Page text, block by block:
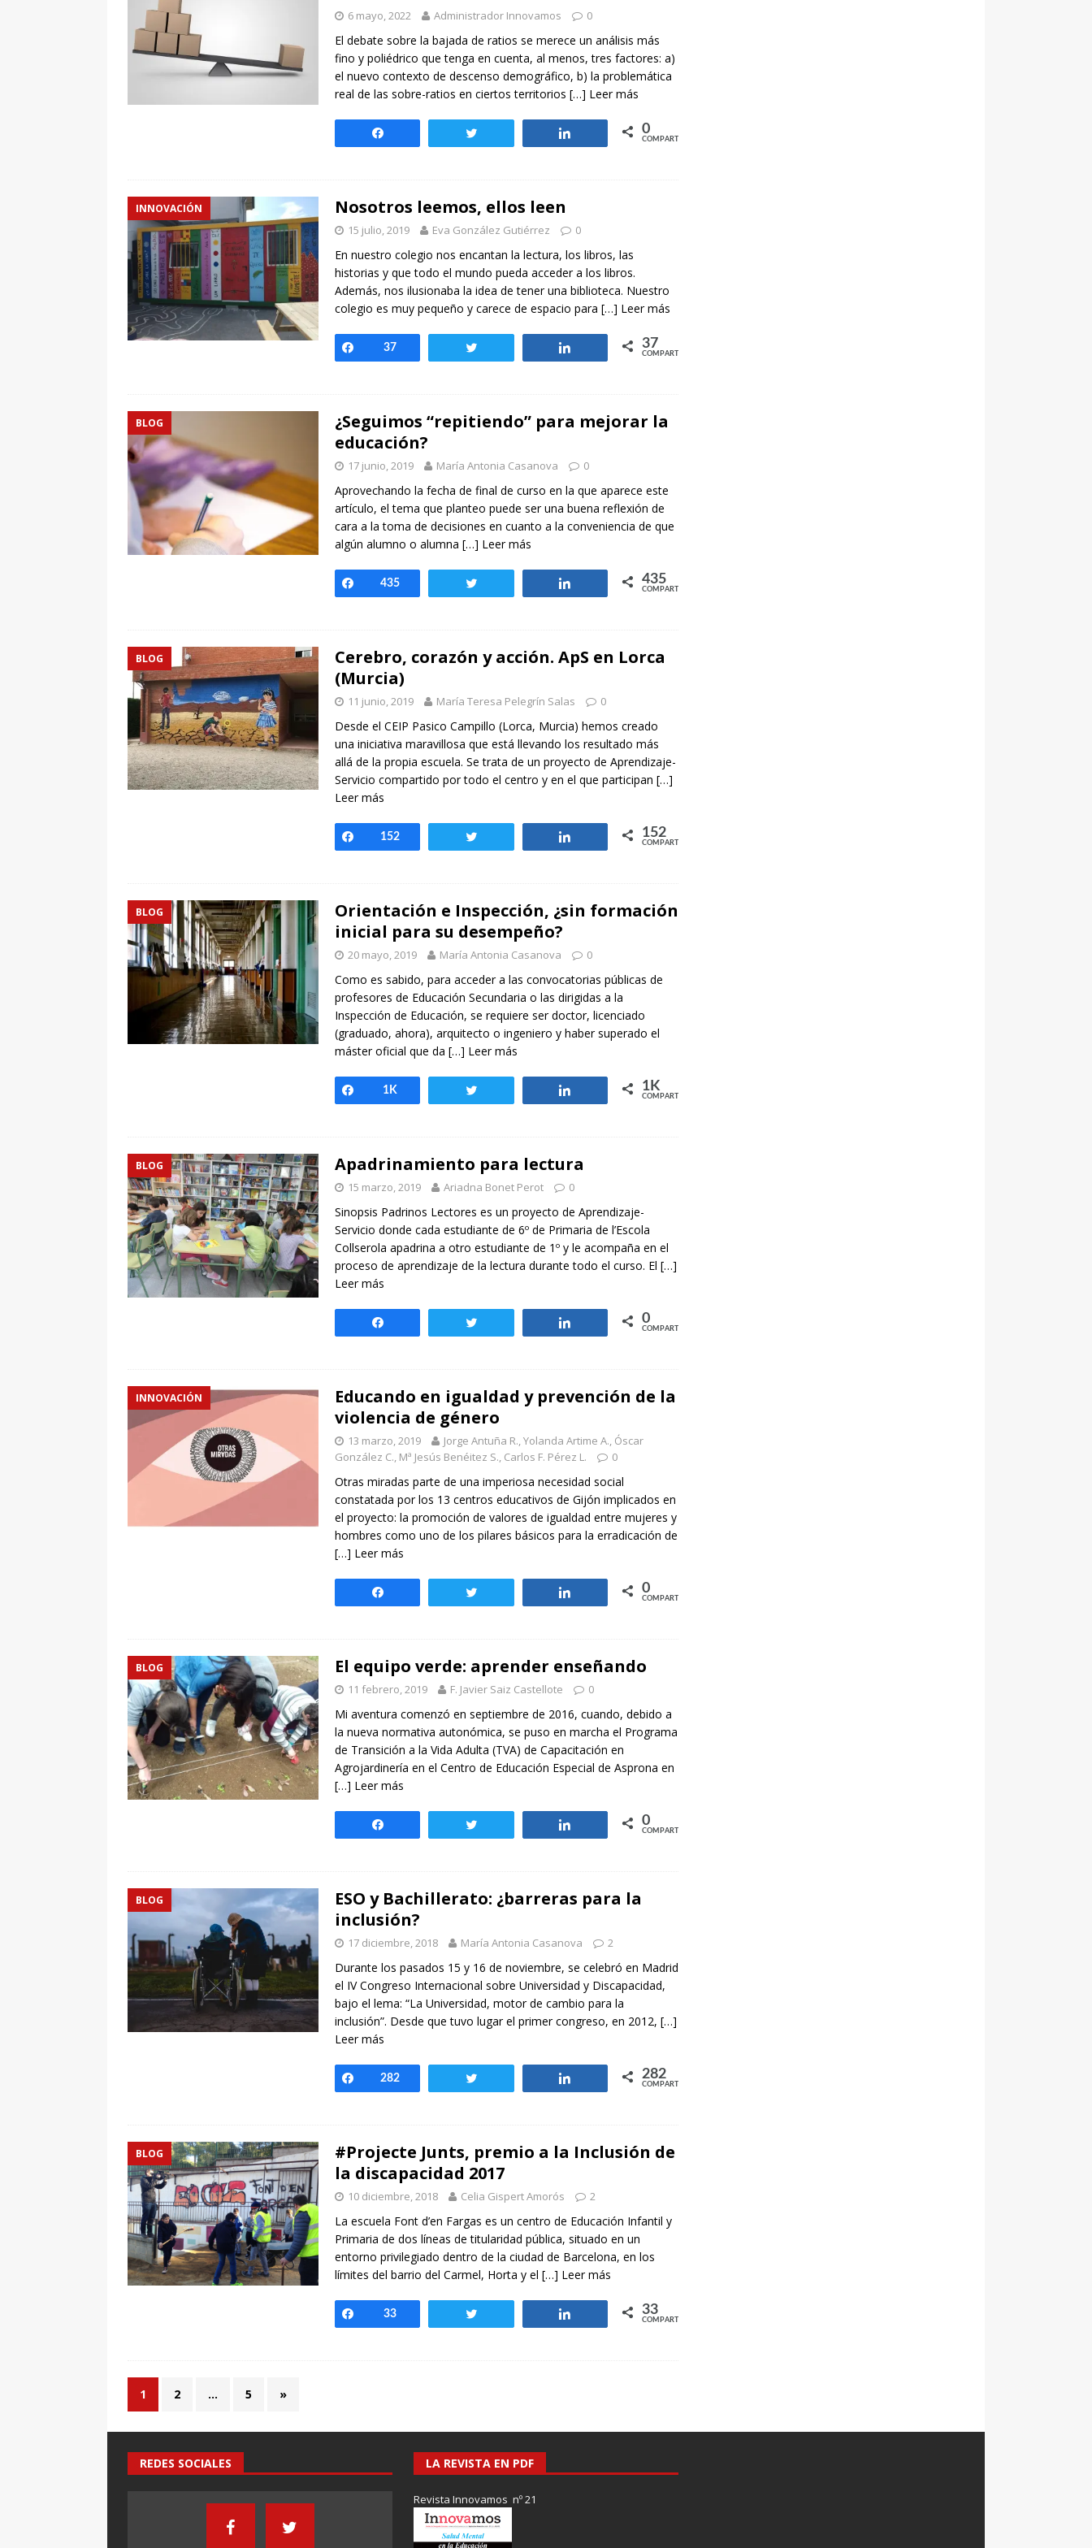
6 mayo, 2022 Administrador Innovamos 0
El debate sobre la bajada de ratios se merece un análisis más
fino y poliédrico que tenga en cuenta, al menos, tres factores: a)
el nuevo contexto de descenso demográfico, b) la problemática
real de las sobre-ratios en ciertos territorios […] Leer más
Compartir 0
COMPARTIR
INNOVACIÓN Nosotros leemos, ellos leen
15 julio, 2019 Eva González Gutiérrez 0
En nuestro colegio nos encantan la lectura, los libros, las
historias y que todo el mundo pueda acceder a los libros.
Además, nos ilusionaba la idea de tener una biblioteca. Nuestro
colegio es muy pequeño y carece de espacio para […] Leer más
Compartir
37 Compartir 37
COMPARTIR
BLOG
¿Seguimos “repitiendo” para mejorar la
educación?
17 junio, 2019 María Antonia Casanova 0
Aprovechando la fecha de final de curso en la que aparece este
artículo, el tema que planteo puede ser una buena reflexión de
cara a la toma de decisiones en cuanto a la conveniencia de que
algún alumno o alumna […] Leer más
Compartir
435 Compartir 435
COMPARTIR
BLOG
Cerebro, corazón y acción. ApS en Lorca
(Murcia)
11 junio, 2019 María Teresa Pelegrín Salas 0
Desde el CEIP Pasico Campillo (Lorca, Murcia) hemos creado
una iniciativa maravillosa que está llevando los resultado más
allá de la propia escuela. Se trata de un proyecto de Aprendizaje-
Servicio compartido por todo el centro y en el que participan […]
Leer más
Compartir
152 Compartir 152
COMPARTIR
BLOG
Orientación e Inspección, ¿sin formación
inicial para su desempeño?
20 mayo, 2019 María Antonia Casanova 0
Como es sabido, para acceder a las convocatorias públicas de
profesores de Educación Secundaria o las dirigidas a la
Inspección de Educación, se requiere ser doctor, licenciado
(graduado, ahora), arquitecto o ingeniero y haber superado el
máster oficial que da […] Leer más
Compartir
1K Compartir 1K
COMPARTIR
BLOG Apadrinamiento para lectura
15 marzo, 2019 Ariadna Bonet Perot 0
Sinopsis Padrinos Lectores es un proyecto de Aprendizaje-
Servicio donde cada estudiante de 6º de Primaria de l’Escola
Collserola apadrina a otro estudiante de 1º y le acompaña en el
proceso de aprendizaje de la lectura durante todo el curso. El […]
Leer más
Compartir 0
COMPARTIR
INNOVACIÓN
Educando en igualdad y prevención de la
violencia de género
13 marzo, 2019
Jorge Antuña R., Yolanda Artime A., Óscar
González C., Mª Jesús Benéitez S., Carlos F. Pérez L.
0
Otras miradas parte de una imperiosa necesidad social
constatada por los 13 centros educativos de Gijón implicados en
el proyecto: la promoción de valores de igualdad entre mujeres y
hombres como uno de los pilares básicos para la erradicación de
[…] Leer más
Compartir 0
COMPARTIR
BLOG El equipo verde: aprender enseñando
11 febrero, 2019 F. Javier Saiz Castellote 0
Mi aventura comenzó en septiembre de 2016, cuando, debido a
la nueva normativa autonómica, se puso en marcha el Programa
de Transición a la Vida Adulta (TVA) de Capacitación en
Agrojardinería en el Centro de Educación Especial de Asprona en
[…] Leer más
Compartir 0
COMPARTIR
BLOG
ESO y Bachillerato: ¿barreras para la
inclusión?
17 diciembre, 2018 María Antonia Casanova 2
Durante los pasados 15 y 16 de noviembre, se celebró en Madrid
el IV Congreso Internacional sobre Universidad y Discapacidad,
bajo el lema: “La Universidad, motor de cambio para la
inclusión”. Desde que tuvo lugar el primer congreso, en 2012, […]
Leer más
Compartir
282 Compartir 282
COMPARTIR
BLOG
#Projecte Junts, premio a la Inclusión de
la discapacidad 2017
10 diciembre, 2018 Celia Gispert Amorós 2
La escuela Font d’en Fargas es un centro de Educación Infantil y
Primaria de dos líneas de titularidad pública, situado en un
entorno privilegiado dentro de la ciudad de Barcelona, en los
límites del barrio del Carmel, Horta y el […] Leer más
Compartir
33 Compartir 33
COMPARTIR
1 2 … 5 »
REDES SOCIALES LA REVISTA EN PDF
Revista Innovamos nº 21